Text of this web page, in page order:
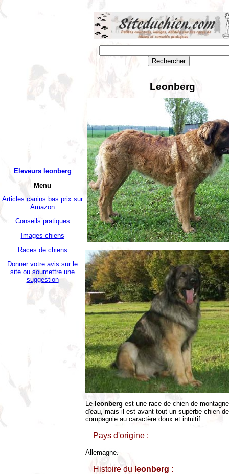
Eleveurs leonberg
Menu
Articles canins bas prix sur
Amazon
Conseils pratiques
Images chiens
Races de chiens
Donner votre avis sur le
site ou soumettre une
suggestion
Leonberg
Le leonberg est une race de chien de
d'eau, mais il est avant tout un superbe chien de
compagnie au caractère doux et intuitif.
Pays d'origine :
Allemagne.
Histoire du leonberg :